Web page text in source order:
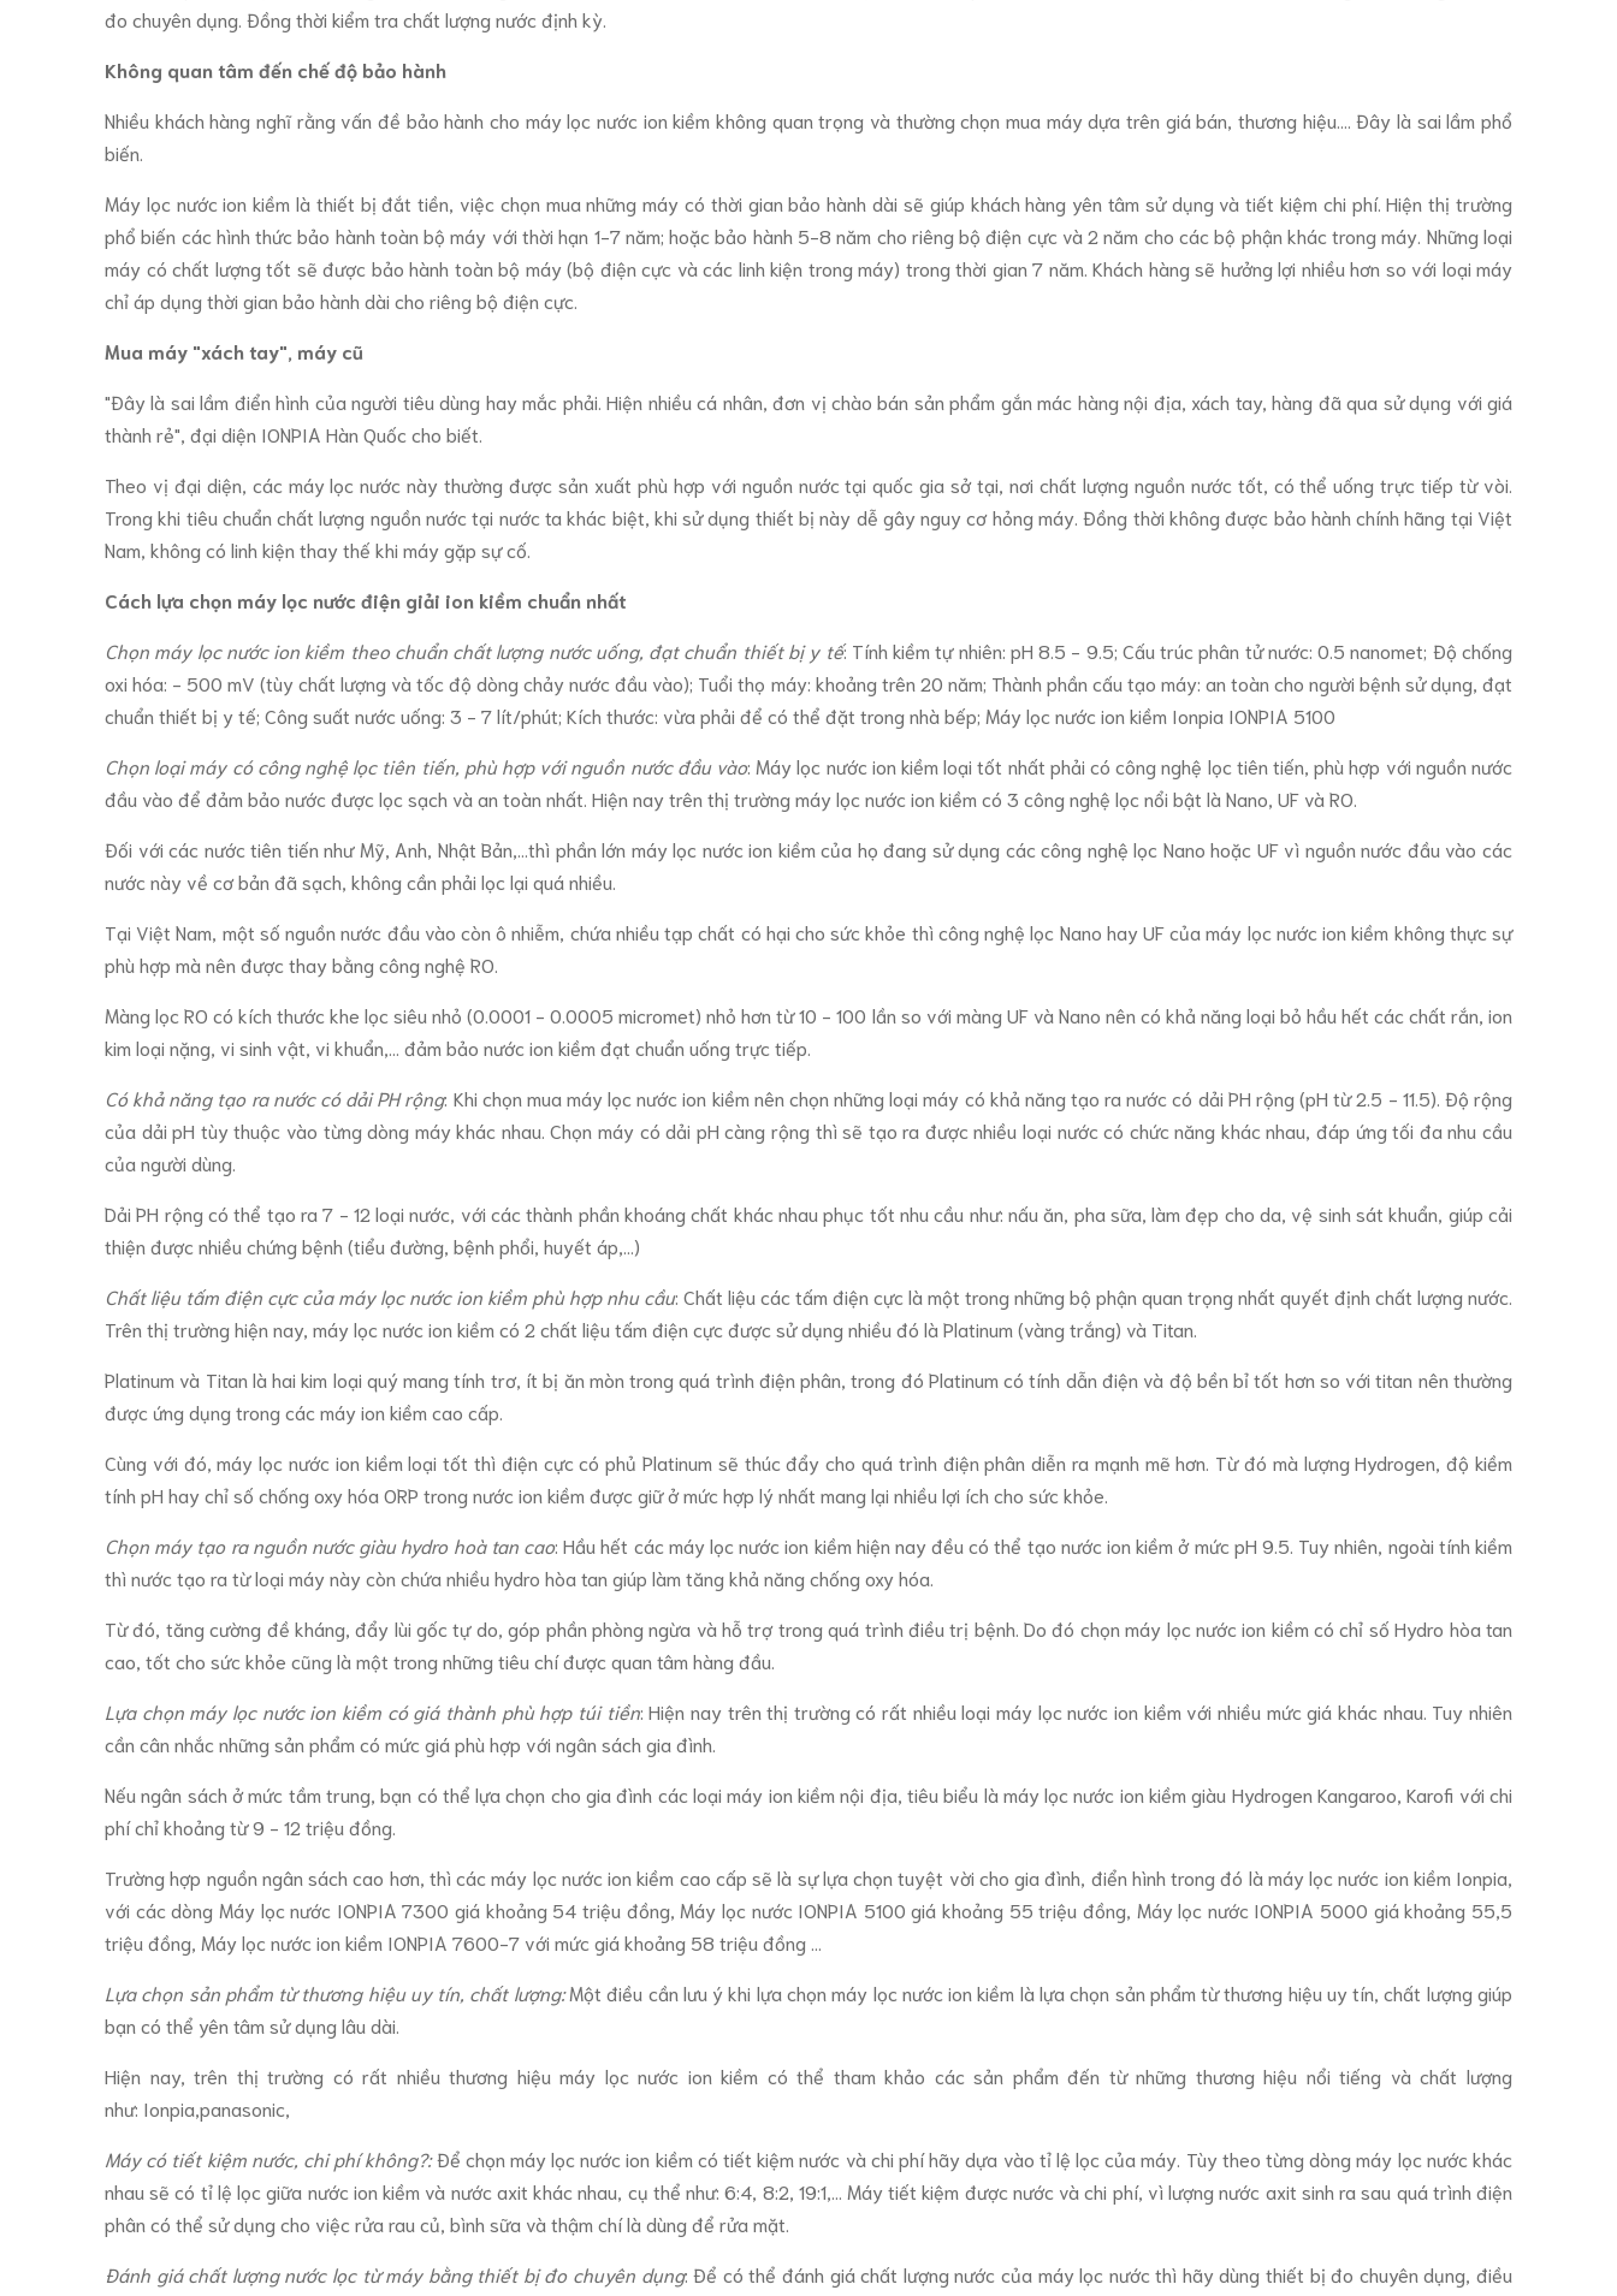
đo chuyên dụng. Đồng thời kiểm tra chất lượng nước định kỳ.
Không quan tâm đến chế độ bảo hành
Nhiều khách hàng nghĩ rằng vấn đề bảo hành cho máy lọc nước ion kiềm không quan trọng và thường chọn mua máy dựa trên giá bán, thương hiệu.... Đây là sai lầm phổ
biến.
Máy lọc nước ion kiềm là thiết bị đắt tiền, việc chọn mua những máy có thời gian bảo hành dài sẽ giúp khách hàng yên tâm sử dụng và tiết kiệm chi phí. Hiện thị trường
phổ biến các hình thức bảo hành toàn bộ máy với thời hạn 1-7 năm; hoặc bảo hành 5-8 năm cho riêng bộ điện cực và 2 năm cho các bộ phận khác trong máy. Những loại
máy có chất lượng tốt sẽ được bảo hành toàn bộ máy (bộ điện cực và các linh kiện trong máy) trong thời gian 7 năm. Khách hàng sẽ hưởng lợi nhiều hơn so với loại máy
chỉ áp dụng thời gian bảo hành dài cho riêng bộ điện cực.
Mua máy "xách tay", máy cũ
"Đây là sai lầm điển hình của người tiêu dùng hay mắc phải. Hiện nhiều cá nhân, đơn vị chào bán sản phẩm gắn mác hàng nội địa, xách tay, hàng đã qua sử dụng với giá
thành rẻ", đại diện IONPIA Hàn Quốc cho biết.
Theo vị đại diện, các máy lọc nước này thường được sản xuất phù hợp với nguồn nước tại quốc gia sở tại, nơi chất lượng nguồn nước tốt, có thể uống trực tiếp từ vòi.
Trong khi tiêu chuẩn chất lượng nguồn nước tại nước ta khác biệt, khi sử dụng thiết bị này dễ gây nguy cơ hỏng máy. Đồng thời không được bảo hành chính hãng tại Việt
Nam, không có linh kiện thay thế khi máy gặp sự cố.
Cách lựa chọn máy lọc nước điện giải ion kiềm chuẩn nhất
Chọn máy lọc nước ion kiềm theo chuẩn chất lượng nước uống, đạt chuẩn thiết bị y tế: Tính kiềm tự nhiên: pH 8.5 - 9.5; Cấu trúc phân tử nước: 0.5 nanomet; Độ chống
oxi hóa: - 500 mV (tùy chất lượng và tốc độ dòng chảy nước đầu vào); Tuổi thọ máy: khoảng trên 20 năm; Thành phần cấu tạo máy: an toàn cho người bệnh sử dụng, đạt
chuẩn thiết bị y tế; Công suất nước uống: 3 - 7 lít/phút; Kích thước: vừa phải để có thể đặt trong nhà bếp; Máy lọc nước ion kiềm Ionpia IONPIA 5100
Chọn loại máy có công nghệ lọc tiên tiến, phù hợp với nguồn nước đầu vào: Máy lọc nước ion kiềm loại tốt nhất phải có công nghệ lọc tiên tiến, phù hợp với nguồn nước
đầu vào để đảm bảo nước được lọc sạch và an toàn nhất. Hiện nay trên thị trường máy lọc nước ion kiềm có 3 công nghệ lọc nổi bật là Nano, UF và RO.
Đối với các nước tiên tiến như Mỹ, Anh, Nhật Bản,...thì phần lớn máy lọc nước ion kiềm của họ đang sử dụng các công nghệ lọc Nano hoặc UF vì nguồn nước đầu vào các
nước này về cơ bản đã sạch, không cần phải lọc lại quá nhiều.
Tại Việt Nam, một số nguồn nước đầu vào còn ô nhiễm, chứa nhiều tạp chất có hại cho sức khỏe thì công nghệ lọc Nano hay UF của máy lọc nước ion kiềm không thực sự
phù hợp mà nên được thay bằng công nghệ RO.
Màng lọc RO có kích thước khe lọc siêu nhỏ (0.0001 - 0.0005 micromet) nhỏ hơn từ 10 - 100 lần so với màng UF và Nano nên có khả năng loại bỏ hầu hết các chất rắn, ion
kim loại nặng, vi sinh vật, vi khuẩn,... đảm bảo nước ion kiềm đạt chuẩn uống trực tiếp.
Có khả năng tạo ra nước có dải PH rộng: Khi chọn mua máy lọc nước ion kiềm nên chọn những loại máy có khả năng tạo ra nước có dải PH rộng (pH từ 2.5 - 11.5). Độ rộng
của dải pH tùy thuộc vào từng dòng máy khác nhau. Chọn máy có dải pH càng rộng thì sẽ tạo ra được nhiều loại nước có chức năng khác nhau, đáp ứng tối đa nhu cầu
của người dùng.
Dải PH rộng có thể tạo ra 7 - 12 loại nước, với các thành phần khoáng chất khác nhau phục tốt nhu cầu như: nấu ăn, pha sữa, làm đẹp cho da, vệ sinh sát khuẩn, giúp cải
thiện được nhiều chứng bệnh (tiểu đường, bệnh phổi, huyết áp,...)
Chất liệu tấm điện cực của máy lọc nước ion kiềm phù hợp nhu cầu: Chất liệu các tấm điện cực là một trong những bộ phận quan trọng nhất quyết định chất lượng nước.
Trên thị trường hiện nay, máy lọc nước ion kiềm có 2 chất liệu tấm điện cực được sử dụng nhiều đó là Platinum (vàng trắng) và Titan.
Platinum và Titan là hai kim loại quý mang tính trơ, ít bị ăn mòn trong quá trình điện phân, trong đó Platinum có tính dẫn điện và độ bền bỉ tốt hơn so với titan nên thường
được ứng dụng trong các máy ion kiềm cao cấp.
Cùng với đó, máy lọc nước ion kiềm loại tốt thì điện cực có phủ Platinum sẽ thúc đẩy cho quá trình điện phân diễn ra mạnh mẽ hơn. Từ đó mà lượng Hydrogen, độ kiềm
tính pH hay chỉ số chống oxy hóa ORP trong nước ion kiềm được giữ ở mức hợp lý nhất mang lại nhiều lợi ích cho sức khỏe.
Chọn máy tạo ra nguồn nước giàu hydro hoà tan cao: Hầu hết các máy lọc nước ion kiềm hiện nay đều có thể tạo nước ion kiềm ở mức pH 9.5. Tuy nhiên, ngoài tính kiềm
thì nước tạo ra từ loại máy này còn chứa nhiều hydro hòa tan giúp làm tăng khả năng chống oxy hóa.
Từ đó, tăng cường đề kháng, đẩy lùi gốc tự do, góp phần phòng ngừa và hỗ trợ trong quá trình điều trị bệnh. Do đó chọn máy lọc nước ion kiềm có chỉ số Hydro hòa tan
cao, tốt cho sức khỏe cũng là một trong những tiêu chí được quan tâm hàng đầu.
Lựa chọn máy lọc nước ion kiềm có giá thành phù hợp túi tiền: Hiện nay trên thị trường có rất nhiều loại máy lọc nước ion kiềm với nhiều mức giá khác nhau. Tuy nhiên
cần cân nhắc những sản phẩm có mức giá phù hợp với ngân sách gia đình.
Nếu ngân sách ở mức tầm trung, bạn có thể lựa chọn cho gia đình các loại máy ion kiềm nội địa, tiêu biểu là máy lọc nước ion kiềm giàu Hydrogen Kangaroo, Karofi với chi
phí chỉ khoảng từ 9 - 12 triệu đồng.
Trường hợp nguồn ngân sách cao hơn, thì các máy lọc nước ion kiềm cao cấp sẽ là sự lựa chọn tuyệt vời cho gia đình, điển hình trong đó là máy lọc nước ion kiềm Ionpia,
với các dòng Máy lọc nước IONPIA 7300 giá khoảng 54 triệu đồng, Máy lọc nước IONPIA 5100 giá khoảng 55 triệu đồng, Máy lọc nước IONPIA 5000 giá khoảng 55,5
triệu đồng, Máy lọc nước ion kiềm IONPIA 7600-7 với mức giá khoảng 58 triệu đồng ...
Lựa chọn sản phẩm từ thương hiệu uy tín, chất lượng:Một điều cần lưu ý khi lựa chọn máy lọc nước ion kiềm là lựa chọn sản phẩm từ thương hiệu uy tín, chất lượng giúp
bạn có thể yên tâm sử dụng lâu dài.
Hiện nay, trên thị trường có rất nhiều thương hiệu máy lọc nước ion kiềm có thể tham khảo các sản phẩm đến từ những thương hiệu nổi tiếng và chất lượng
như: Ionpia,panasonic,
Máy có tiết kiệm nước, chi phí không?:Để chọn máy lọc nước ion kiềm có tiết kiệm nước và chi phí hãy dựa vào tỉ lệ lọc của máy. Tùy theo từng dòng máy lọc nước khác
nhau sẽ có tỉ lệ lọc giữa nước ion kiềm và nước axit khác nhau, cụ thể như: 6:4, 8:2, 19:1,... Máy tiết kiệm được nước và chi phí, vì lượng nước axit sinh ra sau quá trình điện
phân có thể sử dụng cho việc rửa rau củ, bình sữa và thậm chí là dùng để rửa mặt.
Đánh giá chất lượng nước lọc từ máy bằng thiết bị đo chuyên dụng: Để có thể đánh giá chất lượng nước của máy lọc nước thì hãy dùng thiết bị đo chuyên dụng, điều